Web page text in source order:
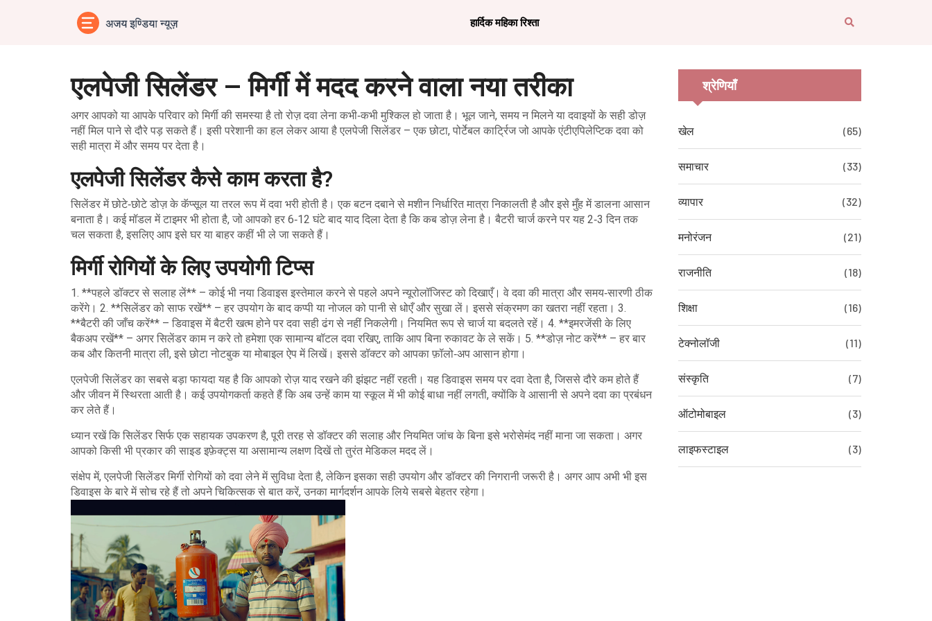
हार्दिक महिका रिश्ता
एलपेजी सिलेंडर – मिर्गी में मदद करने वाला नया तरीका
अगर आपको या आपके परिवार को मिर्गी की समस्या है तो रोज़ दवा लेना कभी‑कभी मुश्किल हो जाता है। भूल जाने, समय न मिलने या दवाइयों के सही डोज़
नहीं मिल पाने से दौरे पड़ सकते हैं। इसी परेशानी का हल लेकर आया है एलपेजी सिलेंडर – एक छोटा, पोर्टेबल कार्ट्रिज जो आपके एंटीएपिलेप्टिक दवा को
सही मात्रा में और समय पर देता है।
एलपेजी सिलेंडर कैसे काम करता है?
सिलेंडर में छोटे‑छोटे डोज़ के कॅप्सूल या तरल रूप में दवा भरी होती है। एक बटन दबाने से मशीन निर्धारित मात्रा निकालती है और इसे मुँह में डालना आसान
बनाता है। कई मॉडल में टाइमर भी होता है, जो आपको हर 6‑12 घंटे बाद याद दिला देता है कि कब डोज़ लेना है। बैटरी चार्ज करने पर यह 2‑3 दिन तक
चल सकता है, इसलिए आप इसे घर या बाहर कहीं भी ले जा सकते हैं।
मिर्गी रोगियों के लिए उपयोगी टिप्स
1. **पहले डॉक्टर से सलाह लें** – कोई भी नया डिवाइस इस्तेमाल करने से पहले अपने न्यूरोलॉजिस्ट को दिखाएँ। वे दवा की मात्रा और समय‑सारणी ठीक
करेंगे। 2. **सिलेंडर को साफ रखें** – हर उपयोग के बाद कप्पी या नोजल को पानी से धोएँ और सुखा लें। इससे संक्रमण का खतरा नहीं रहता। 3.
**बैटरी की जाँच करें** – डिवाइस में बैटरी खत्म होने पर दवा सही ढंग से नहीं निकलेगी। नियमित रूप से चार्ज या बदलते रहें। 4. **इमरजेंसी के लिए
बैकअप रखें** – अगर सिलेंडर काम न करे तो हमेशा एक सामान्य बॉटल दवा रखिए, ताकि आप बिना रुकावट के ले सकें। 5. **डोज़ नोट करें** – हर बार
कब और कितनी मात्रा ली, इसे छोटा नोटबुक या मोबाइल ऐप में लिखें। इससे डॉक्टर को आपका फ़ॉलो‑अप आसान होगा।
एलपेजी सिलेंडर का सबसे बड़ा फायदा यह है कि आपको रोज़ याद रखने की झंझट नहीं रहती। यह डिवाइस समय पर दवा देता है, जिससे दौरे कम होते हैं
और जीवन में स्थिरता आती है। कई उपयोगकर्ता कहते हैं कि अब उन्हें काम या स्कूल में भी कोई बाधा नहीं लगती, क्योंकि वे आसानी से अपने दवा का प्रबंधन
कर लेते हैं।
ध्यान रखें कि सिलेंडर सिर्फ एक सहायक उपकरण है, पूरी तरह से डॉक्टर की सलाह और नियमित जांच के बिना इसे भरोसेमंद नहीं माना जा सकता। अगर
आपको किसी भी प्रकार की साइड इफ़ेक्ट्स या असामान्य लक्षण दिखें तो तुरंत मेडिकल मदद लें।
संक्षेप में, एलपेजी सिलेंडर मिर्गी रोगियों को दवा लेने में सुविधा देता है, लेकिन इसका सही उपयोग और डॉक्टर की निगरानी जरूरी है। अगर आप अभी भी इस
डिवाइस के बारे में सोच रहे हैं तो अपने चिकित्सक से बात करें, उनका मार्गदर्शन आपके लिये सबसे बेहतर रहेगा।
श्रेणियाँ
खेल (65)
समाचार (33)
व्यापार (32)
मनोरंजन (21)
राजनीति (18)
शिक्षा (16)
टेक्नोलॉजी (11)
संस्कृति (7)
ऑटोमोबाइल (3)
लाइफस्टाइल (3)